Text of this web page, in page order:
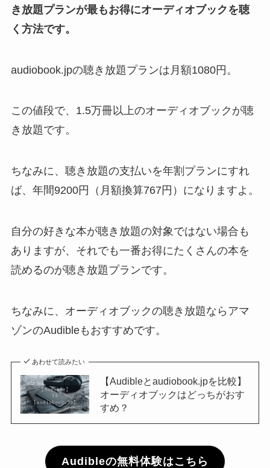
き放題プランが最もお得にオーディオブックを聴
く方法です。
audiobook.jpの聴き放題プランは月額1080円。
この値段で、1.5万冊以上のオーディオブックが聴
き放題です。
ちなみに、聴き放題の支払いを年割プランにすれ
ば、年間9200円（月額換算767円）になりますよ。
自分の好きな本が聴き放題の対象ではない場合も
ありますが、それでも一番お得にたくさんの本を
読めるのが聴き放題プランです。
ちなみに、オーディオブックの聴き放題ならアマ
ゾンのAudibleもおすすめです。
あわせて読みたい
【Audibleとaudiobook.jpを比較】
オーディオブックはどっちがおす
すめ？
Audibleの無料体験はこちら